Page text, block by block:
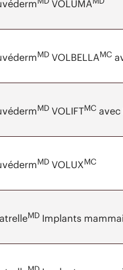
VOLUMA
MD VOLBELLAMC
MD VOLIFTMC avec
MD VOLUXMC
MD Implants